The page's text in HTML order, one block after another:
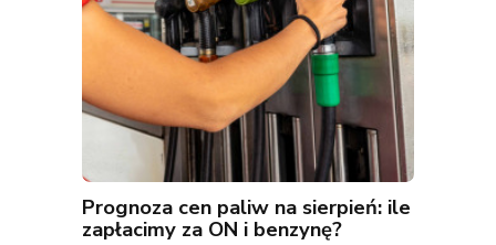
Prognoza cen paliw na sierpień: ile
zapłacimy za ON i benzynę?